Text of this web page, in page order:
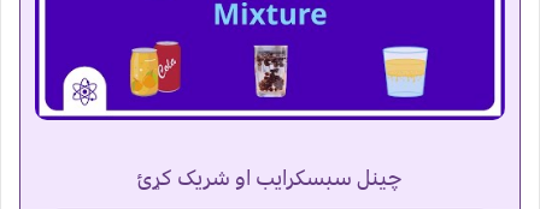
چینل سبسکرایب او شریک کړئ